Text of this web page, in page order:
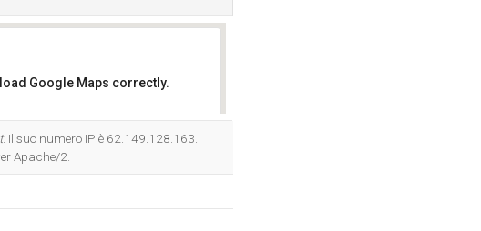
Google Maps correctly.
. Il suo numero IP è 62.149.128.163.
Apache/2.